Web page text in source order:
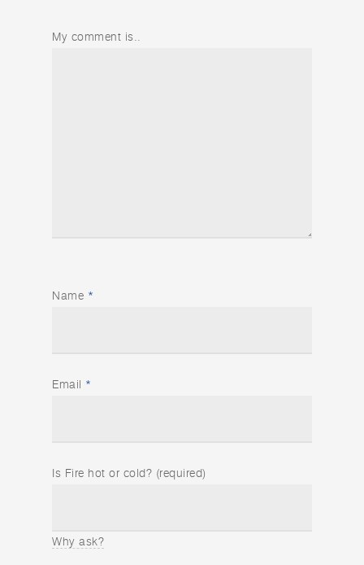
My comment is..
Name *
Email *
Is Fire hot or cold? (required)
Why ask?